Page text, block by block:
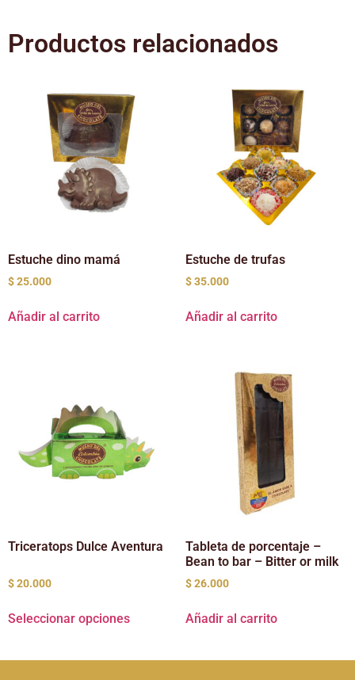
Productos relacionados
Estuche dino mamá
$25.000
Añadir al carrito
Estuche de trufas
$35.000
Añadir al carrito
Triceratops Dulce Aventura
$20.000
Seleccionar opciones
Tableta de porcentaje –
Bean to bar – Bitter or milk
$26.000
Añadir al carrito